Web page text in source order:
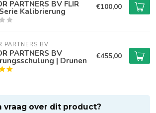
PARTNERS BV FLIR
Kalibrierung €100,00
PARTNERS BV
PARTNERS BV
| Drunen €455,00
vraag over dit product?